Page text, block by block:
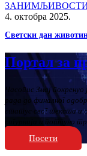
4. октобра 2025.
Светски дан
Портал за
Часопис Змај
рада до финалног
статус свог текста и
сигурнија и потпуно
Посети